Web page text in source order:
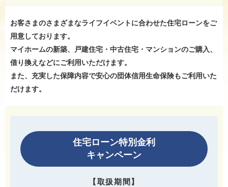
お客さまのさまざまなライフイベントに合わせた住宅ローンをご
用意しております。
マイホームの新築、戸建住宅・中古住宅・マンションのご購入、
借り換えなどにご利用いただけます。
また、充実した保障内容で安心の団体信用生命保険もご利用いた
だけます。
住宅ローン特別金利
キャンペーン
【取扱期間】